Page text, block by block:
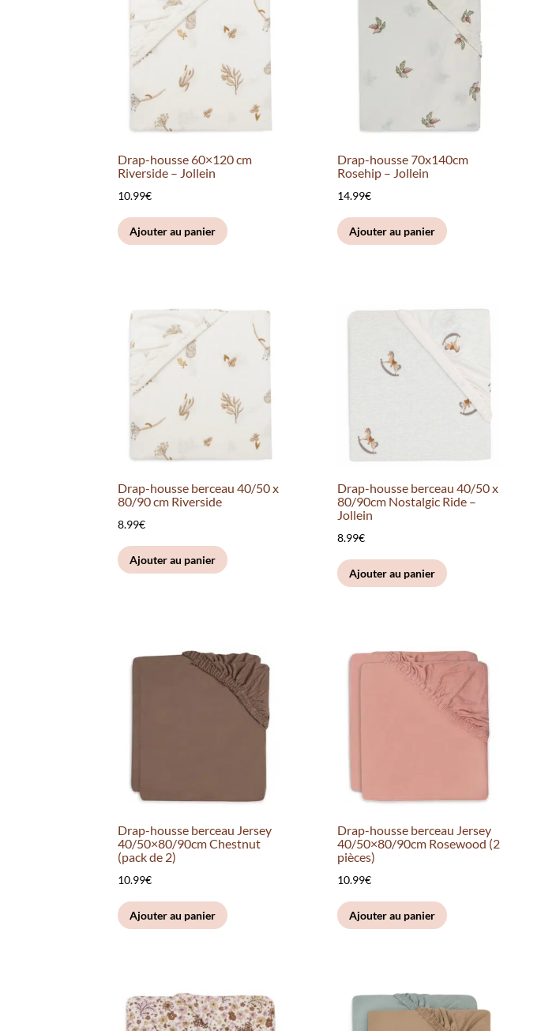
Drap-housse 60×120 cm
Riverside – Jollein
10.99€
Ajouter au panier
Drap-housse 70x140cm
Rosehip – Jollein
14.99€
Ajouter au panier
Drap-housse berceau 40/50 x
80/90 cm Riverside
8.99€
Ajouter au panier
Drap-housse berceau 40/50 x
80/90cm Nostalgic Ride –
Jollein
8.99€
Ajouter au panier
Drap-housse berceau Jersey
40/50×80/90cm Chestnut
(pack de 2)
10.99€
Ajouter au panier
Drap-housse berceau Jersey
40/50×80/90cm Rosewood (2
pièces)
10.99€
Ajouter au panier